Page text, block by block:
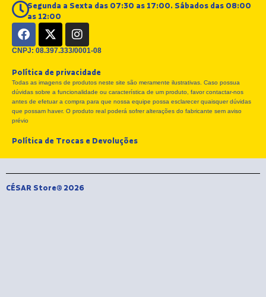
Segunda a Sexta das 07:30 as 17:00. Sábados das 08:00
as 12:00
F
a
c
b
o
o
k
X
-
t
i
t
t
e
I
n
s
a
g
r
a
CNPJ: 08.397.333/0001-08
Política de privacidade
Todas as imagens de produtos neste site são meramente ilustrativas. Caso possua
dúvidas sobre a funcionalidade ou característica de um produto, favor contactar-nos
antes de efetuar a compra para que nossa equipe possa esclarecer quaisquer dúvidas
que possam haver. O produto real poderá sofrer alterações do fabricante sem aviso
prévio
Política de Trocas e Devoluções
CÉSAR Store® 2026